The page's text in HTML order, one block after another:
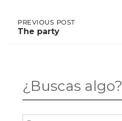
Post
PREVIOUS
POST:
PREVIOUS POST
The party
¿Buscas algo?